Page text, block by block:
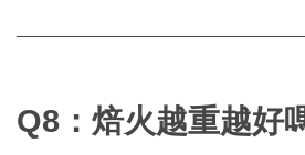
Q8：焙火越重越好